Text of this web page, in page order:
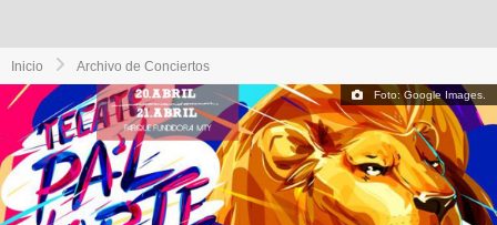
Inicio Archivo de Conciertos
Foto: Google Images.